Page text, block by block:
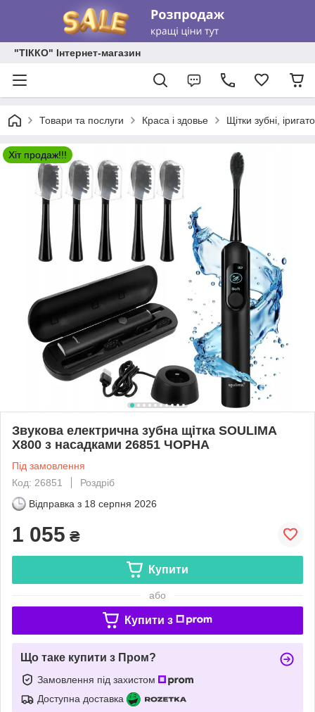
"ТІККО" Інтернет-магазин
Товари та послуги Краса і здовье Щітки зубні,
Хіт продаж!!!
Звукова електрична зубна щітка SOULIMA
X800 з насадками 26851 ЧОРНА
Під замовлення
Код: 26851
Роздріб
Відправка з 18 серпня 2026
1 055 ₴
Купити
або
Купити з
Що таке купити з Пром?
Замовлення під захистом
Доступна доставка